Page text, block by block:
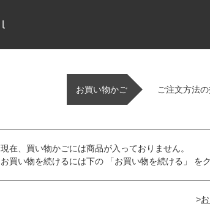
お買い物かご ご注文方法
現在、買い物かごには商品が入っておりません。
お買い物を続けるには下の 「お買い物を続ける」 を
>